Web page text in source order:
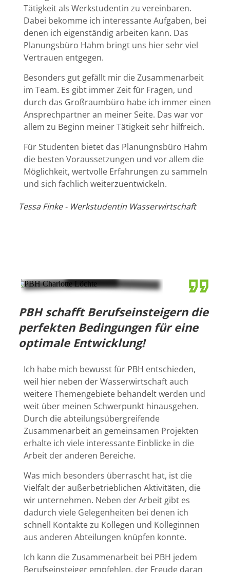
Tätigkeit als Werkstudentin zu vereinbaren.
Dabei bekomme ich interessante Aufgaben, bei
denen ich eigenständig arbeiten kann. Das
Planungsbüro Hahm bringt uns hier sehr viel
Vertrauen entgegen.
Besonders gut gefällt mir die Zusammenarbeit
im Team. Es gibt immer Zeit für Fragen, und
durch das Großraumbüro habe ich immer einen
Ansprechpartner an meiner Seite. Das war vor
allem zu Beginn meiner Tätigkeit sehr hilfreich.
Für Studenten bietet das Planungnsbüro Hahm
die besten Voraussetzungen und vor allem die
Möglichkeit, wertvolle Erfahrungen zu sammeln
und sich fachlich weiterzuentwickeln.
Tessa Finke - Werkstudentin Wasserwirtschaft
PBH schafft Berufseinsteigern die
perfekten Bedingungen für eine
optimale Entwicklung!
Ich habe mich bewusst für PBH entschieden,
weil hier neben der Wasserwirtschaft auch
weitere Themengebiete behandelt werden und
weit über meinen Schwerpunkt hinausgehen.
Durch die abteilungsübergreifende
Zusammenarbeit an gemeinsamen Projekten
erhalte ich viele interessante Einblicke in die
Arbeit der anderen Bereiche.
Was mich besonders überrascht hat, ist die
Vielfalt der außerbetrieblichen Aktivitäten, die
wir unternehmen. Neben der Arbeit gibt es
dadurch viele Gelegenheiten bei denen ich
schnell Kontakte zu Kollegen und Kolleginnen
aus anderen Abteilungen knüpfen konnte.
Ich kann die Zusammenarbeit bei PBH jedem
Berufseinsteiger empfehlen, der Freude daran